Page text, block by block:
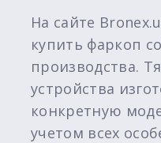
На сайте
купить фаркоп
производства.
устройства
конкретную
учетом всех